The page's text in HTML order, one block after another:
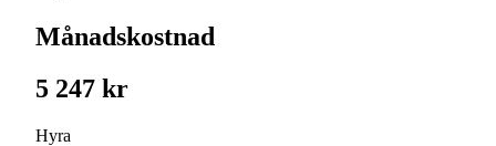
Månadskostnad
5 247 kr
Hyra